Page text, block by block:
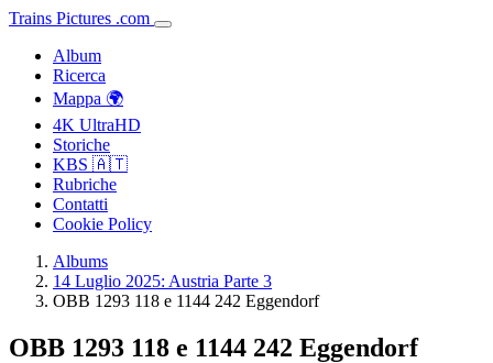
Trains Pictures .com
Album
Ricerca
Mappa 🌍
4K UltraHD
Storiche
KBS 🇦🇹
Rubriche
Contatti
Cookie Policy
Albums
14 Luglio 2025: Austria Parte 3
OBB 1293 118 e 1144 242 Eggendorf
OBB 1293 118 e 1144 242 Eggendorf